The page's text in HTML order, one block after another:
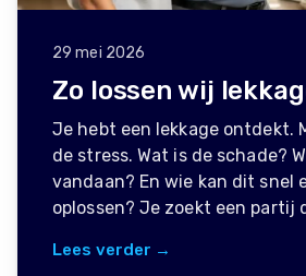
29 mei 2026
Zo lossen wij
Je hebt een lekkage ontdekt.
de stress. Wat is de schade?
vandaan? En wie kan dit snel
oplossen? Je zoekt een partij
Lees verder →